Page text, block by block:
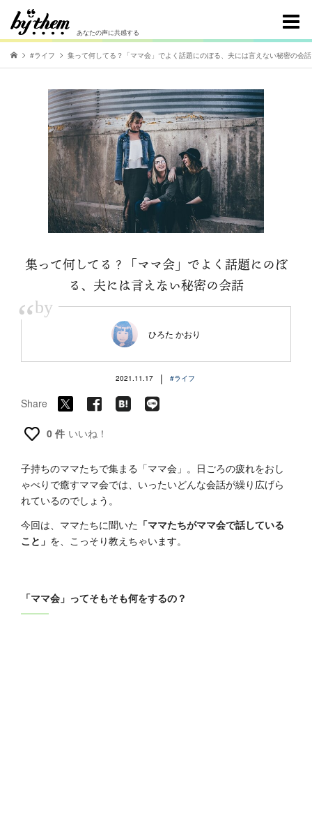
あなたの声に共感する
#ライフ 集って何してる？「ママ会」でよく話題にのぼる、夫には言えない秘密の会話
集って何してる？「ママ会」でよく話題にのぼ
る、夫には言えない秘密の会話
“by
ひろた かおり
2021.11.17 | #ライフ
Share
0 件 いいね！
子持ちのママたちで集まる「ママ会」。日ごろの疲れをおし
ゃべりで癒すママ会では、いったいどんな会話が繰り広げら
れているのでしょう。
今回は、ママたちに聞いた 「ママたちがママ会で話している
こと」 を、こっそり教えちゃいます。
「ママ会」ってそもそも何をするの？